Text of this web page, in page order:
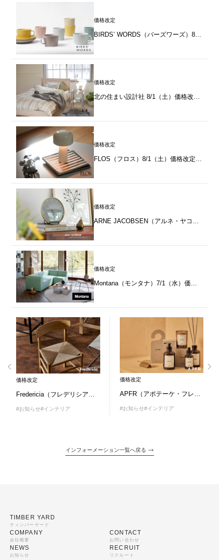
価格改定
BIRDS’ WORDS（バーズワーズ）8/1（土）価格改定のお知らせ
価格改定
価格改定
価格改定
価格改定
価格改定
Fredericia（フレデリシア）7/1（水）価格改定のお知らせ
#お知らせ#インテリア
価格改定
APFR（アポテーケ・フレグランス）7/1（月）価格改定のお知らせ
#お知らせ#インテリア
インフォーメーション一覧へ戻る
TIMBER YARD
ティンバーヤード
COMPANY
会社概要
NEWS
お知らせ
CONTACT
お問い合わせ
RECRUIT
リクルート